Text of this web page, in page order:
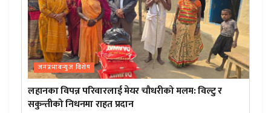
जनप्रभाबन्युज विशेष
लहानका विपन्न परिवारलाई मेयर चौधरीको मलम: विल्टु र
सकुन्तीको निधनमा राहत प्रदान